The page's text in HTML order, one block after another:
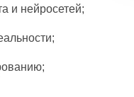
и нейросетей;